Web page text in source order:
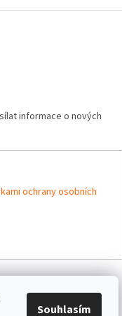
Souhlasím
informace o nových
ochrany osobních